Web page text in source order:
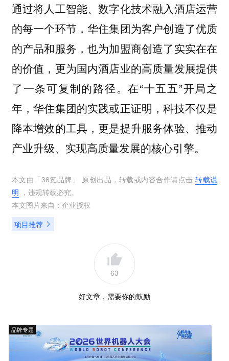
通过将人工智能、数字化技术融入酒店运营
的每一个环节，华住集团为客户创造了优质
的产品和服务，也为加盟商创造了实实在在
的价值，更为国内酒店业的高质量发展提供
了一条可复制的路径。在“十五五”开局之
年，华住集团的实践或正证明，科技不仅是
降本增效的工具，更是提升服务体验、推动
产业升级、实现高质量发展的核心引擎。
本文由「36氪品牌 」 原创出品，转载或内容合作请点击转载说
明 ，违规转载必究。
本文图片来自： 企业授权
项目推荐
63
好文章，需要你的鼓励
品牌专题